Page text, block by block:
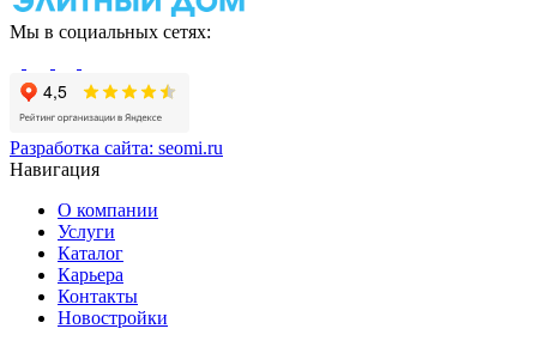
Мы в социальных сетях:
Разработка сайта: seomi.ru
Навигация
О компании
Услуги
Каталог
Карьера
Контакты
Новостройки